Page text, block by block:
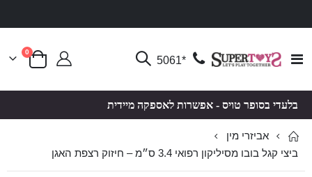
Toggle
*5061 סל קניות
0פריטים
בלעדי בסופר טויס - אפשרות לאספקה מיידית
אביזרי מין
ביצי קגל בובו מסיליקון רפואי 3.4 ס״מ – חיזוק רצפת האגן